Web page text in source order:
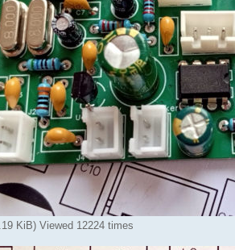
KiB) Viewed 12224 times